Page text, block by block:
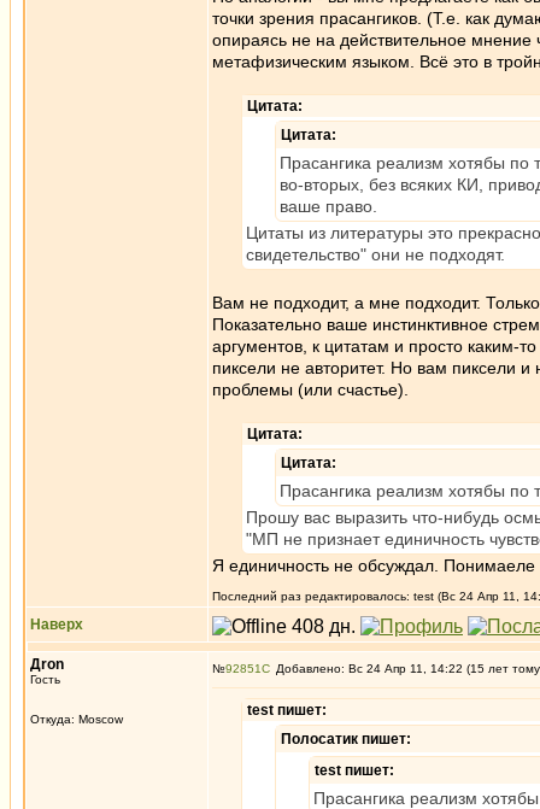
точки зрения прасангиков. (Т.е. как
опираясь не на действительное
метафизическим языком. Всё это в
Цитата:
Цитата:
Прасангика реализм хотябы по
во-вторых, без всяких КИ,
ваше право.
Цитаты из литературы это
свидетельство" они не подходят.
Вам не подходит, а мне подходит.
Показательно ваше инстинктивное
аргументов, к цитатам и просто каким-
пиксели не авторитет. Но вам пиксели
проблемы (или счастье).
Цитата:
Цитата:
Прасангика реализм хотябы по
Прошу вас выразить что-нибудь
"МП не признает единичность
Я единичность не обсуждал. Понимаеле
Последний раз редактировалось: test (Вс 24 Апр 11,
Наверх
Дron
Гость
Откуда: Moscow
№92851 Добавлено: Вс 24 Апр 11, 14:22 (15 лет
test пишет:
Полосатик пишет:
test пишет:
Прасангика реализм